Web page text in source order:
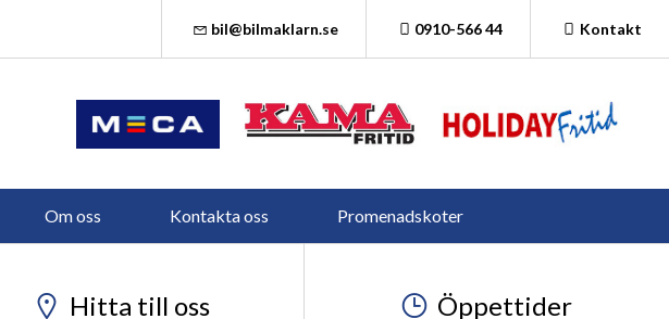
bil@bilmaklarn.se 0910-566 44 Kontakt
Om oss Kontakta oss Promenadskoter
Hitta till oss Öppettider